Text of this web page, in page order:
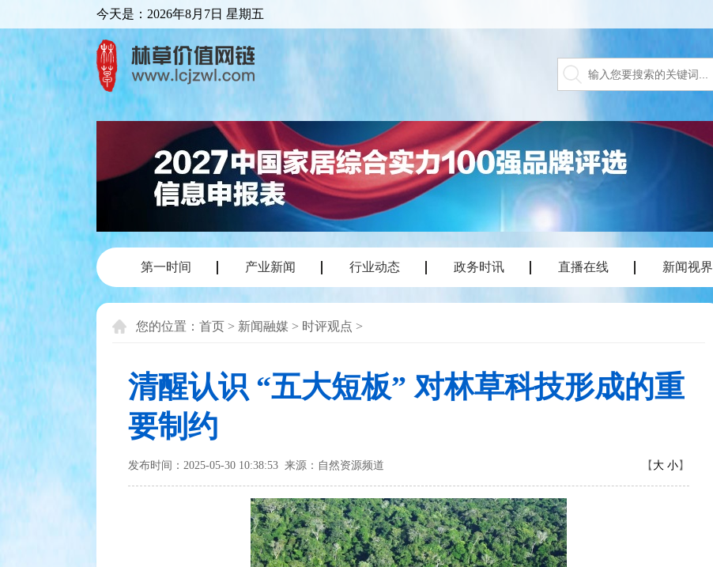
今天是： 2026年8月7日 星期五
第一时间 产业新闻 行业动态 政务时讯 直播在线 新闻视界
您的位置： 首页 > 新闻融媒 > 时评观点 >
清醒认识 “五大短板” 对林草科技形成的重
要制约
发布时间：2025-05-30 10:38:53 来源：自然资源频道 【 大 小】